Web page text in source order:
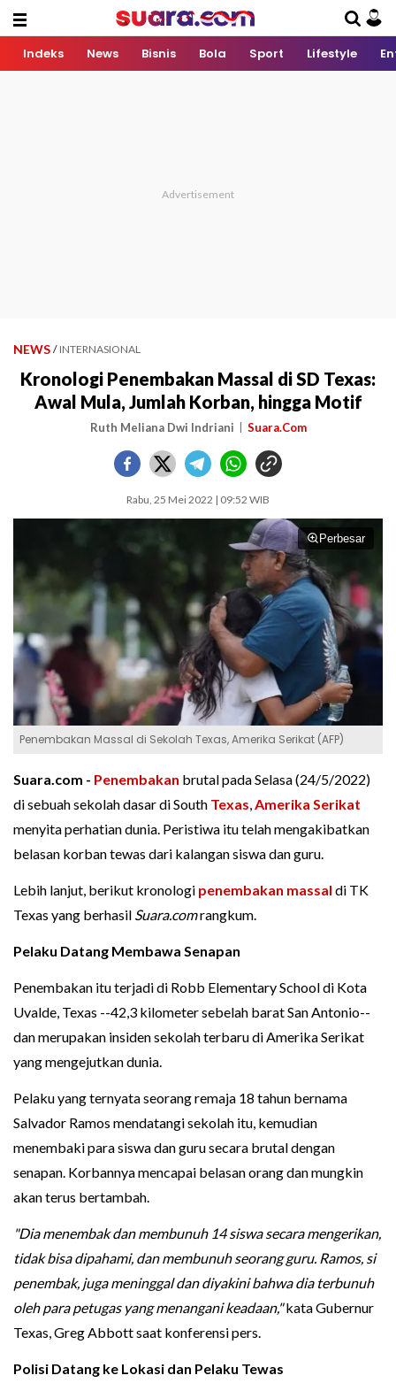
Indeks News Bisnis Bola Sport Lifestyle
NEWS / INTERNASIONAL
Kronologi Penembakan Massal di SD Texas:
Awal Mula, Jumlah Korban, hingga Motif
Ruth Meliana Dwi Indriani Suara.Com
Rabu, 25 Mei 2022 | 09:52 WIB
Perbesar
Penembakan Massal di Sekolah Texas, Amerika Serikat (AFP)
Suara.com - Penembakan brutal pada Selasa (24/5/2022)
di sebuah sekolah dasar di South Texas,Amerika Serikat
menyita perhatian dunia. Peristiwa itu telah mengakibatkan
belasan korban tewas dari kalangan siswa dan guru.
Lebih lanjut, berikut kronologi penembakan massal di TK
Texas yang berhasil Suara.comrangkum.
Pelaku Datang Membawa Senapan
Penembakan itu terjadi di Robb Elementary School di Kota
Uvalde, Texas --42,3 kilometer sebelah barat San Antonio--
dan merupakan insiden sekolah terbaru di Amerika Serikat
yang mengejutkan dunia.
Pelaku yang ternyata seorang remaja 18 tahun bernama
Salvador Ramos mendatangi sekolah itu, kemudian
menembaki para siswa dan guru secara brutal dengan
senapan. Korbannya mencapai belasan orang dan mungkin
akan terus bertambah.
"Dia menembak dan membunuh 14 siswa secara mengerikan,
tidak bisa dipahami, dan membunuh seorang guru. Ramos, si
penembak, juga meninggal dan diyakini bahwa dia terbunuh
oleh para petugas yang menangani keadaan,"kata Gubernur
Texas, Greg Abbott saat konferensi pers.
Polisi Datang ke Lokasi dan Pelaku Tewas